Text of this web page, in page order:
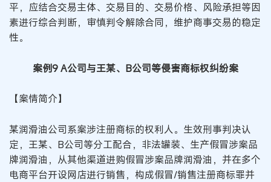
平，应结合交易主体、交易目的、交易价格、风险承担等因
素进行综合判断，审慎判令解除合同，维护商事交易的稳定
性。
案例9 A公司与王某、B公司等侵害商标权纠纷案
【案情简介】
某润滑油公司系案涉注册商标的权利人。生效刑事判决认
定，王某、B公司等分工配合，非法罐装、生产假冒涉案品
牌润滑油，从其他渠道进购假冒涉案品牌润滑油，并在多个
电商平台开设网店进行销售，构成假冒/销售注册商标罪并